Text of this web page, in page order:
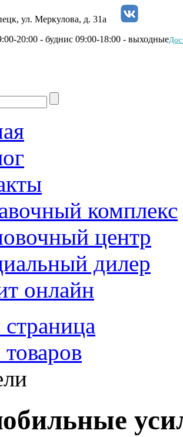
ул. Меркулова, д. 31а
20:00 - буднис 09:00-18:00 - выходные
комплекс
центр
дилер
онлайн
страница